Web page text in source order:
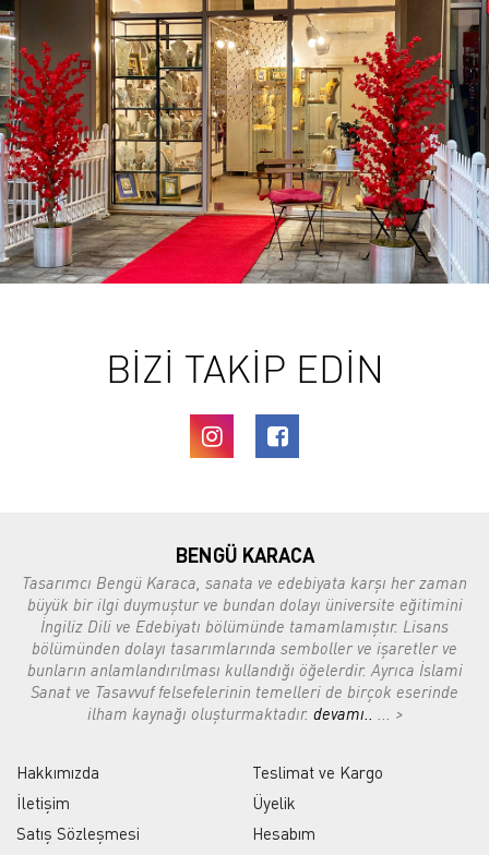
BİZİ TAKİP EDİN
BENGÜ KARACA
Tasarımcı Bengü Karaca, sanata ve edebiyata karşı her zaman
büyük bir ilgi duymuştur ve bundan dolayı üniversite eğitimini
İngiliz Dili ve Edebiyatı bölümünde tamamlamıştır. Lisans
bölümünden dolayı tasarımlarında semboller ve işaretler ve
bunların anlamlandırılması kullandığı öğelerdir. Ayrıca İslami
Sanat ve Tasavvuf felsefelerinin temelleri de birçok eserinde
ilham kaynağı oluşturmaktadır. devamı.. ... >
Hakkımızda
İletişim
Satış Sözleşmesi
Teslimat ve Kargo
Üyelik
Hesabım